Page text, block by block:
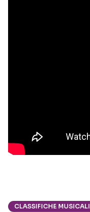
CLASSIFICHE MUSICALI